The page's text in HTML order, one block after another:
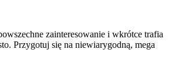
zainteresowanie i wkrótce trafia
Przygotuj się na niewiarygodną, mega